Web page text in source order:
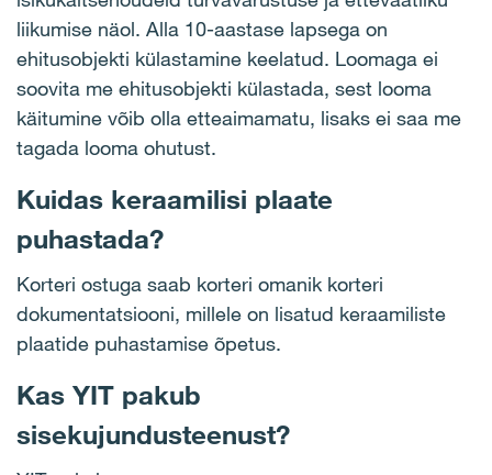
liikumise näol. Alla 10-aastase lapsega on
ehitusobjekti külastamine keelatud. Loomaga ei
soovita me ehitusobjekti külastada, sest looma
käitumine võib olla etteaimamatu, lisaks ei saa me
tagada looma ohutust.
Kuidas keraamilisi plaate
puhastada?
Korteri ostuga saab korteri omanik korteri
dokumentatsiooni, millele on lisatud keraamiliste
plaatide puhastamise õpetus.
Kas YIT pakub
sisekujundusteenust?